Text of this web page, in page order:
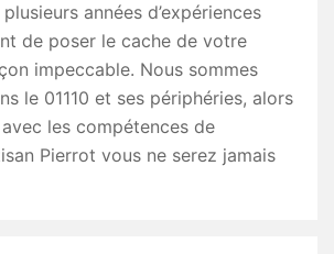
années d’expériences
de poser le cache de votre
impeccable. Nous sommes
le 01110 et ses périphéries, alors
les compétences de
Pierrot vous ne serez jamais